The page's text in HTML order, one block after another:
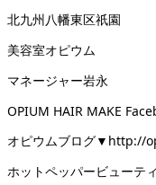
北九州八幡東区祇園
美容室オピウム
マネージャー岩永
OPIUM HAIR MAKE
オピウムブログ▼http://
ホットペッパービュー